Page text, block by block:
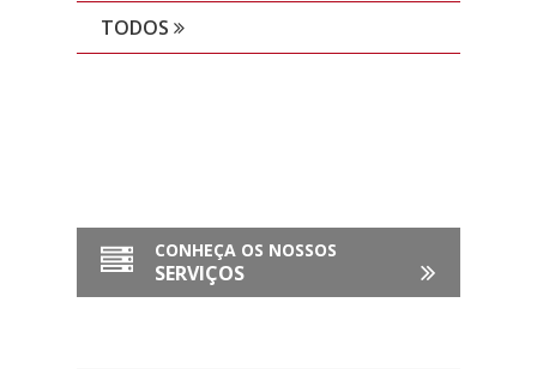
TODOS
CONHEÇA OS NOSSOS
SERVIÇOS